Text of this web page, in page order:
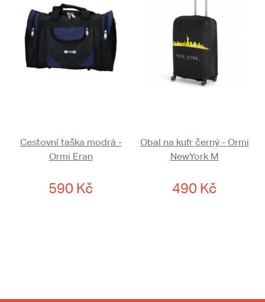
Cestovní taška modrá -
Ormi Eran
590 Kč
Obal na kufr černý - Ormi
NewYork M
490 Kč